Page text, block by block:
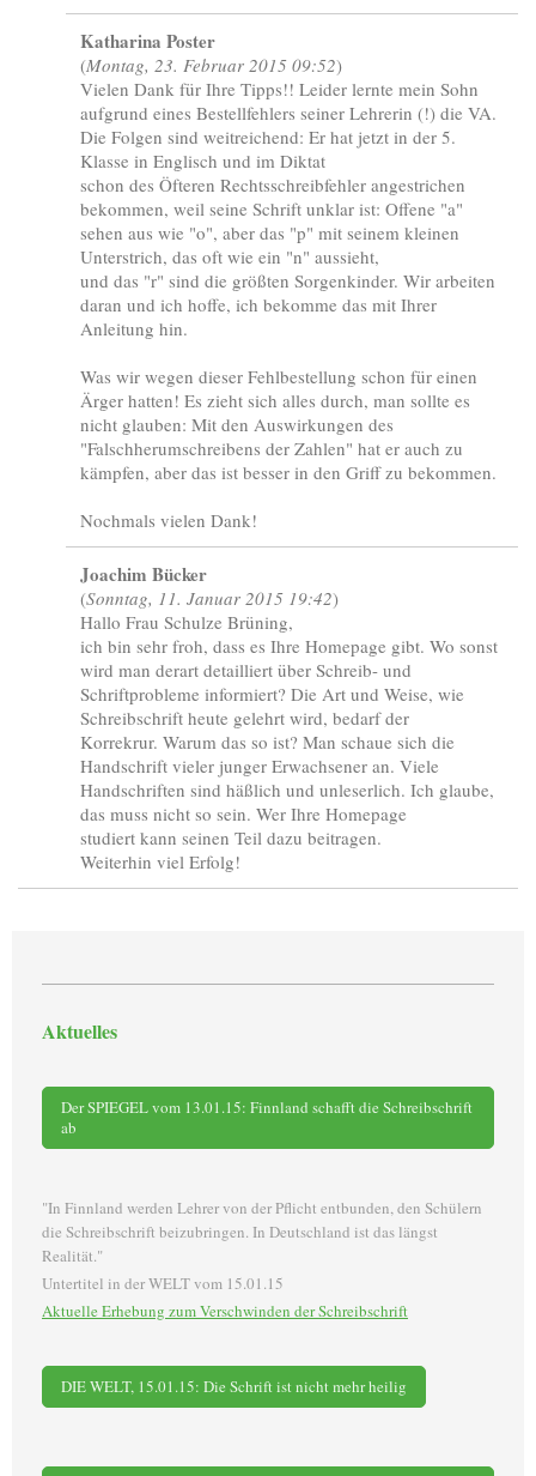
Katharina Poster
(Montag, 23. Februar 2015 09:52)
Vielen Dank für Ihre Tipps!! Leider lernte mein Sohn
aufgrund eines Bestellfehlers seiner Lehrerin (!) die VA.
Die Folgen sind weitreichend: Er hat jetzt in der 5.
Klasse in Englisch und im Diktat
schon des Öfteren Rechtsschreibfehler angestrichen
bekommen, weil seine Schrift unklar ist: Offene "a"
sehen aus wie "o", aber das "p" mit seinem kleinen
Unterstrich, das oft wie ein "n" aussieht,
und das "r" sind die größten Sorgenkinder. Wir arbeiten
daran und ich hoffe, ich bekomme das mit Ihrer
Anleitung hin.
Was wir wegen dieser Fehlbestellung schon für einen
Ärger hatten! Es zieht sich alles durch, man sollte es
nicht glauben: Mit den Auswirkungen des
"Falschherumschreibens der Zahlen" hat er auch zu
kämpfen, aber das ist besser in den Griff zu bekommen.
Nochmals vielen Dank!
Joachim Bücker
(Sonntag, 11. Januar 2015 19:42)
Hallo Frau Schulze Brüning,
ich bin sehr froh, dass es Ihre Homepage gibt. Wo sonst
wird man derart detailliert über Schreib- und
Schriftprobleme informiert? Die Art und Weise, wie
Schreibschrift heute gelehrt wird, bedarf der
Korrekrur. Warum das so ist? Man schaue sich die
Handschrift vieler junger Erwachsener an. Viele
Handschriften sind häßlich und unleserlich. Ich glaube,
das muss nicht so sein. Wer Ihre Homepage
studiert kann seinen Teil dazu beitragen.
Weiterhin viel Erfolg!
Aktuelles
Der SPIEGEL vom 13.01.15: Finnland schafft die Schreibschrift
ab
"In Finnland werden Lehrer von der Pflicht entbunden, den Schülern
die Schreibschrift beizubringen. In Deutschland ist das längst
Realität."
Untertitel in der WELT vom 15.01.15
Aktuelle Erhebung zum Verschwinden der Schreibschrift
DIE WELT, 15.01.15: Die Schrift ist nicht mehr heilig